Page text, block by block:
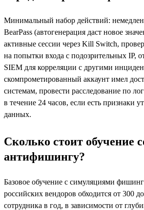
Минимальный набор действий:
BearPass (автогенерация даст новое
активные сессии через Kill Switch,
на попытки входа с подозрительных IP,
SIEM для корреляции с другими
скомпрометированный аккаунт имел
системам, провести расследование по
в течение 24 часов, если есть признаки
данных.
Сколько стоит обучение
антифишингу?
Базовое обучение с симуляциями
российских вендоров обходится от 300
сотрудника в год, в зависимости от